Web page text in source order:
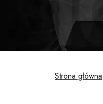
Strona główna